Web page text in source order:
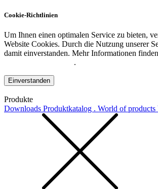
Cookie-Richtlinien
Um Ihnen einen optimalen Service zu bieten,
Website Cookies. Durch die Nutzung unserer
damit einverstanden. Mehr Informationen
.
Einverstanden
Produkte
Downloads Produktkatalog . World of products